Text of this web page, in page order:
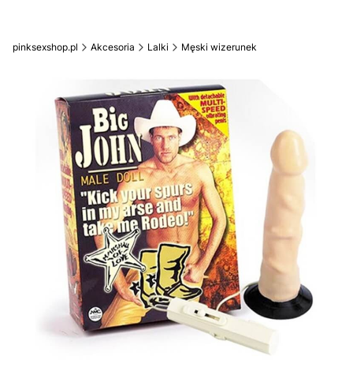
pinksexshop.pl Akcesoria Lalki Męski wizerunek